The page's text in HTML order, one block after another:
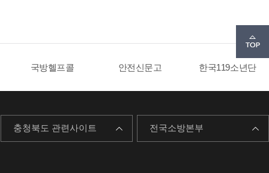
국방헬프콜 안전신문고 한국119소년단
충청북도 관련사이트 전국소방본부